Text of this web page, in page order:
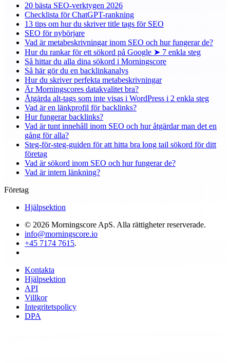
20 bästa SEO-verktygen 2026
Checklista för ChatGPT-rankning
13 tips om hur du skriver title tags för SEO
SEO för nybörjare
Vad är metabeskrivningar inom SEO och hur fungerar de?
Hur du rankar för ett sökord på Google ➤ 7 enkla steg
Så hittar du alla dina sökord i Morningscore
Så här gör du en backlinkanalys
Hur du skriver perfekta metabeskrivningar
Är Morningscores datakvalitet bra?
Åtgärda alt-tags som inte visas i WordPress i 2 enkla steg
Vad är en länkprofil för backlinks?
Hur fungerar backlinks?
Vad är tunt innehåll inom SEO och hur åtgärdar man det en
gång för alla?
Steg-för-steg-guiden för att hitta bra long tail sökord för ditt
företag
Vad är sökord inom SEO och hur fungerar de?
Vad är intern länkning?
Företag
Hjälpsektion
© 2026 Morningscore ApS. Alla rättigheter reserverade.
info@morningscore.io
+45 7174 7615.
Kontakta
Hjälpsektion
API
Villkor
Integritetspolicy
DPA